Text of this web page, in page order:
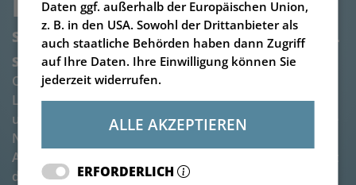
Stationäre Mischqualität aus dem Hause BvL
Stationäre Futtermischerlösen ihre Aufgaben an
Ort und Stelle. Die Einsatzfälle für diese besonderen
Lösungen in derFütterungstechniksind
unterschiedlich. Egal ob beengte Verhältnisse oder die
Notwendigkeit der Einbindung in bestehende
Anlagentechnik (wie z.B. Bandfütterungssysteme). Mit
der stationären Mischtechnik von BvL finden Sie
Daten ggf. außerhalb der Europäischen Union,
z. B. in den USA. Sowohl der Drittanbieter als
auch staatliche Behörden haben dann Zugriff
auf Ihre Daten. Ihre Einwilligung können Sie
jederzeit widerrufen.
ALLE AKZEPTIEREN
ERFORDERLICH